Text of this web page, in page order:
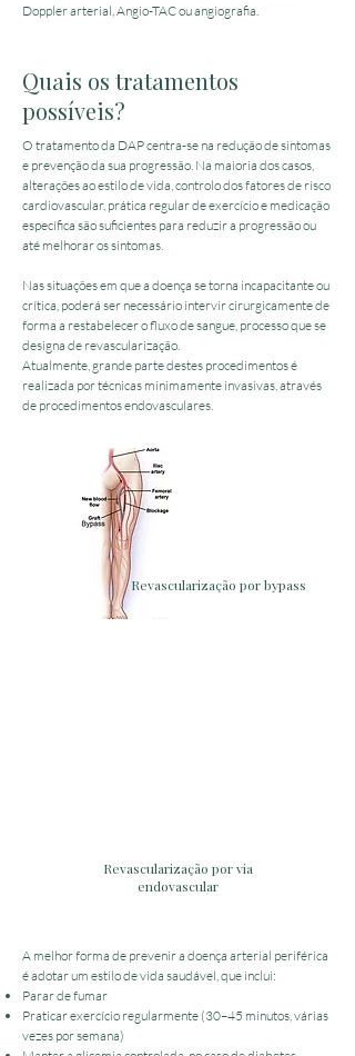
Doppler arterial, Angio-TAC ou angiografia.
Quais os tratamentos
possíveis?
O tratamento da DAP centra-se na redução de sintomas
e prevenção da sua progressão. Na maioria dos casos,
alterações ao estilo de vida, controlo dos fatores de risco
cardiovascular, prática regular de exercício e medicação
específica são suficientes para reduzira progressão ou
até melhorar os sintomas.
Nas situações em que a doença se torna incapacitante ou
crítica, poderá ser necessário intervir cirurgicamente de
forma a restabelecer o fluxo de sangue, processo que se
designa de revascularização.
Atualmente, grande parte destes procedimentos é
realizada por técnicas minimamente invasivas, através
de procedimentos endovasculares.
Revascularização por bypass
Revascularização por via
endovascular
A melhor forma de prevenir a doença arterial periférica
é adotar um estilo de vida saudável, que inclui:
Parar de fumar
Praticar exercício regularmente (30–45 minutos, várias
vezes por semana)